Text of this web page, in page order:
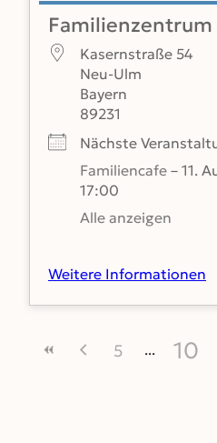
Familienzentrum
Kasernstraße 54
Neu-Ulm
Bayern
89231
Nächste
Familiencafe – 11.
17:00
Alle anzeigen
Weitere Informationen
5 10